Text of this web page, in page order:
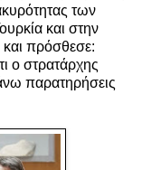
των
και στην
και πρόσθεσε:
ο στρατάρχης
παρατηρήσεις